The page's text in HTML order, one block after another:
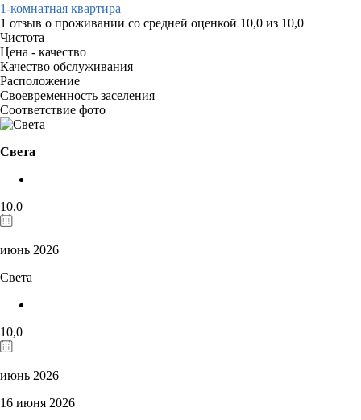
1-комнатная квартира
1 отзыв о проживании со средней оценкой 10,0 из 10,0
Чистота
Цена - качество
Качество обслуживания
Расположение
Своевременность заселения
Соответствие фото
Света
10,0
июнь 2026
Света
10,0
июнь 2026
16 июня 2026